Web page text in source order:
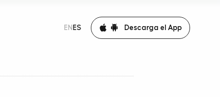
EN ES Descarga el App